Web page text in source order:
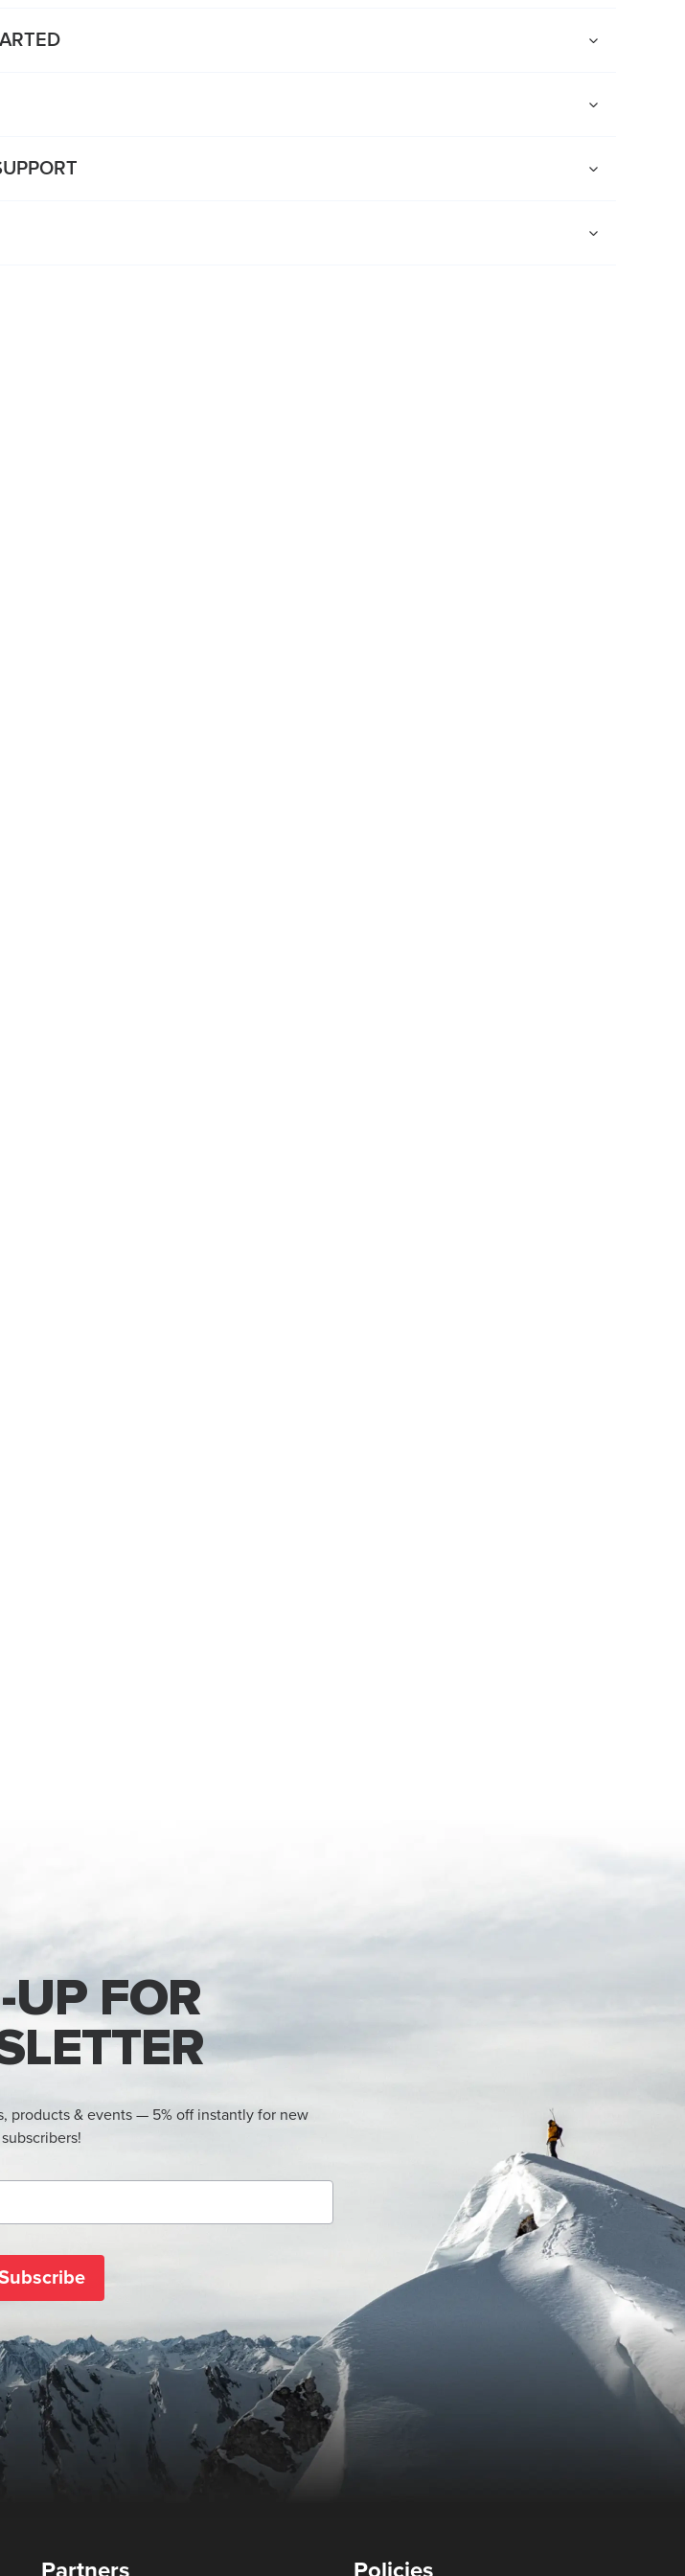
UP FOR
products & events — 5% off instantly for new
subscribers!
Partners Policies